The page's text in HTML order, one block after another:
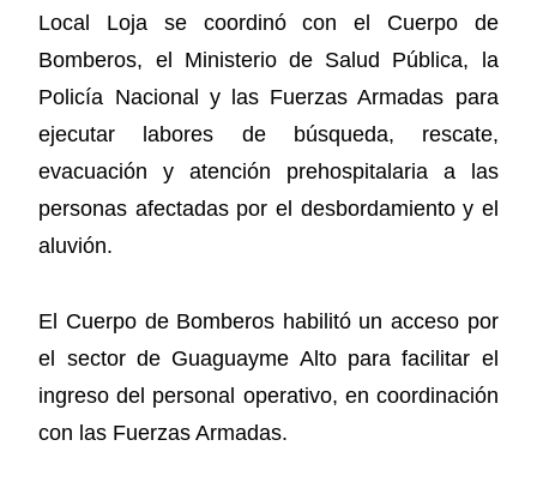
Local Loja se coordinó con el Cuerpo de
Bomberos, el Ministerio de Salud Pública, la
Policía Nacional y las Fuerzas Armadas para
ejecutar labores de búsqueda, rescate,
evacuación y atención prehospitalaria a las
personas afectadas por el desbordamiento y el
aluvión.
El Cuerpo de Bomberos habilitó un acceso por
el sector de Guaguayme Alto para facilitar el
ingreso del personal operativo, en coordinación
con las Fuerzas Armadas.